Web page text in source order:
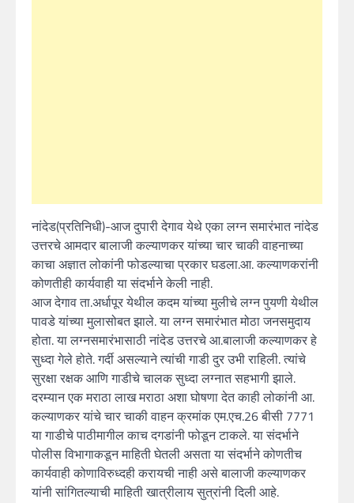
नांदेड(प्रतिनिधी)-आज दुपारी देगाव येथे एका लग्न समारंभात नांदेड
उत्तरचे आमदार बालाजी कल्याणकर यांच्या चार चाकी वाहनाच्या
काचा अज्ञात लोकांनी फोडल्याचा प्रकार घडला.आ. कल्याणकरांनी
कोणतीही कार्यवाही या संदर्भाने केली नाही.
आज देगाव ता.अर्धापूर येथील कदम यांच्या मुलीचे लग्न पुयणी येथील
पावडे यांच्या मुलासोबत झाले. या लग्न समारंभात मोठा जनसमुदाय
होता. या लग्नसमारंभासाठी नांदेड उत्तरचे आ.बालाजी कल्याणकर हे
सुध्दा गेले होते. गर्दी असल्याने त्यांची गाडी दुर उभी राहिली. त्यांचे
सुरक्षा रक्षक आणि गाडीचे चालक सुध्दा लग्नात सहभागी झाले.
दरम्यान एक मराठा लाख मराठा अशा घोषणा देत काही लोकांनी आ.
कल्याणकर यांचे चार चाकी वाहन क्रमांक एम.एच.26 बीसी 7771
या गाडीचे पाठीमागील काच दगडांनी फोडून टाकले. या संदर्भाने
पोलीस विभागाकडून माहिती घेतली असता या संदर्भाने कोणतीच
कार्यवाही कोणाविरुध्दही करायची नाही असे बालाजी कल्याणकर
यांनी सांगितल्याची माहिती खात्रीलाय सुत्रांनी दिली आहे.